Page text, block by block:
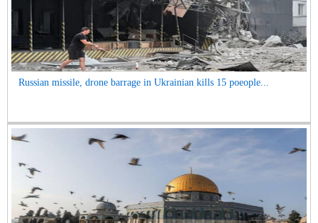
Russian missile, drone barrage in Ukrainian kills 15 poeople...